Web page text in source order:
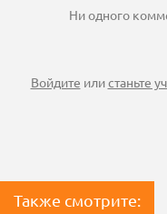
Ни одного
Войдите илистаньте
Также смотрите: